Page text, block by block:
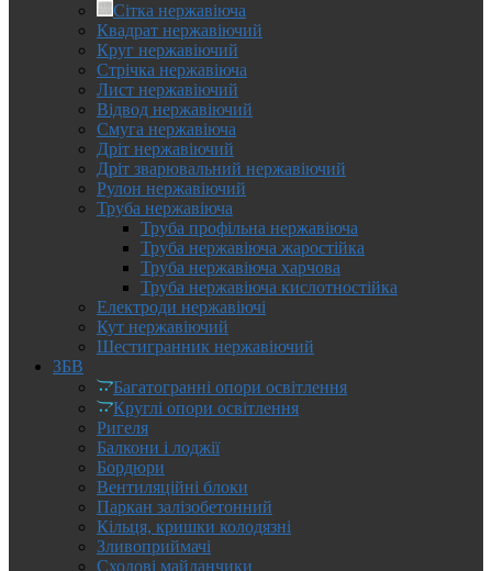
Сітка нержавіюча
Квадрат нержавіючий
Круг нержавіючий
Стрічка нержавіюча
Лист нержавіючий
Відвод нержавіючий
Смуга нержавіюча
Дріт нержавіючий
Дріт зварювальний нержавіючий
Рулон нержавіючий
Труба нержавіюча
Труба профільна нержавіюча
Труба нержавіюча жаростійка
Труба нержавіюча харчова
Труба нержавіюча кислотностійка
Електроди нержавіючі
Кут нержавіючий
Шестигранник нержавіючий
ЗБВ
Багатогранні опори освітлення
Круглі опори освітлення
Ригеля
Балкони і лоджії
Бордюри
Вентиляційні блоки
Паркан залізобетонний
Кільця, кришки колодязні
Зливоприймачі
Сходові майданчики